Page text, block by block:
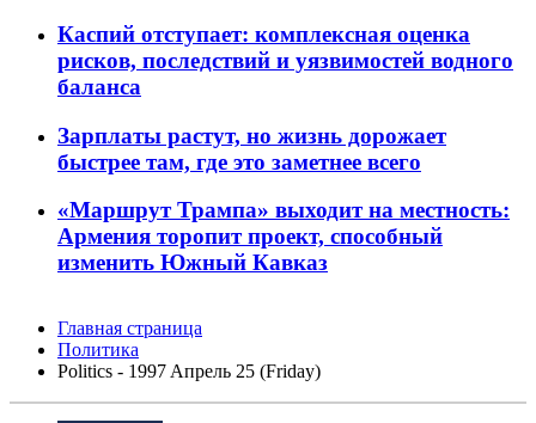
Каспий отступает: комплексная оценка
рисков, последствий и уязвимостей водного
баланса
Зарплаты растут, но жизнь дорожает
быстрее там, где это заметнее всего
«Маршрут Трампа» выходит на местность:
Армения торопит проект, способный
изменить Южный Кавказ
Главная страница
Политика
Politics - 1997 Aпрель 25 (Friday)